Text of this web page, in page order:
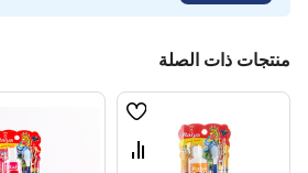
منتجات ذات الصلة
قائمة
قارن